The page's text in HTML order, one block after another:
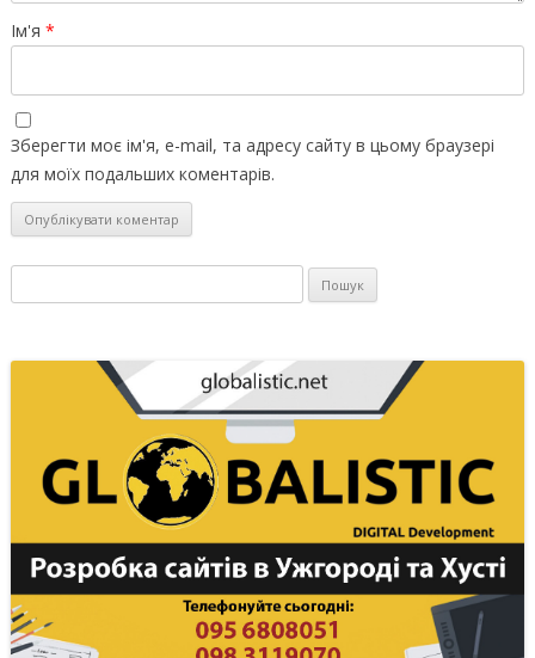
Ім'я *
Зберегти моє ім'я, e-mail, та адресу сайту в цьому браузері
для моїх подальших коментарів.